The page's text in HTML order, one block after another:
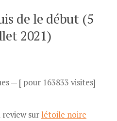
de le début (5
2021)
— [ pour 163833 visites]
sur létoile noire